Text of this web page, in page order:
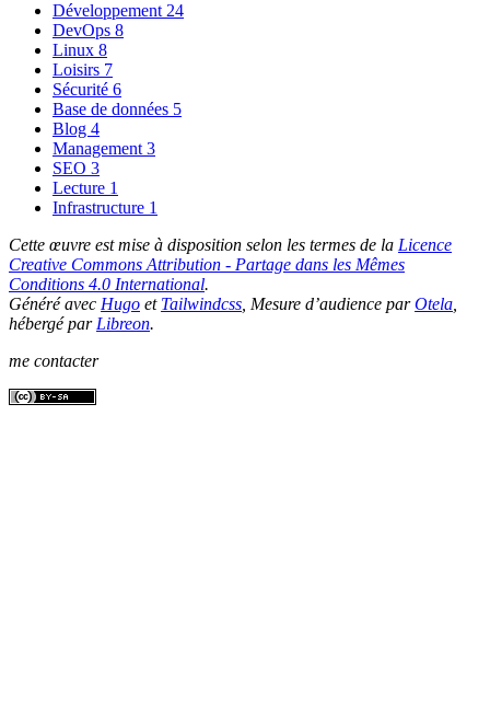
Développement 24
DevOps 8
Linux 8
Loisirs 7
Sécurité 6
Base de données 5
Blog 4
Management 3
SEO 3
Lecture 1
Infrastructure 1
Cette œuvre est mise à disposition selon les termes de la Licence
Creative Commons Attribution - Partage dans les Mêmes
Conditions 4.0 International.
Généré avec Hugo et Tailwindcss , Mesure d’audience parOtela
hébergé par Libreon.
me contacter